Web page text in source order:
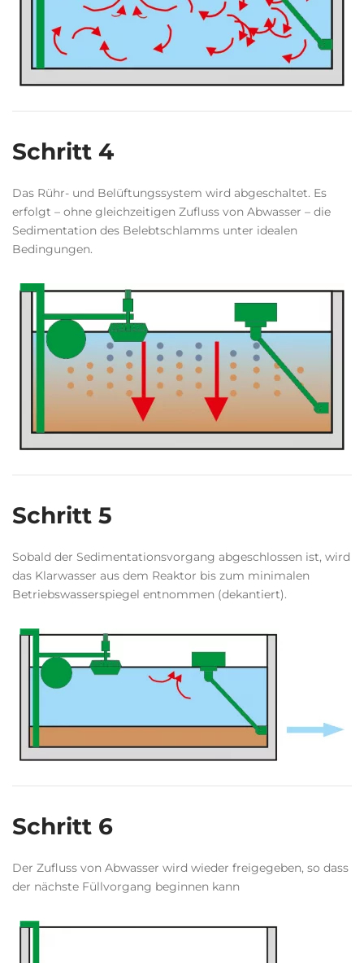
Schritt 4
Das Rühr- und Belüftungssystem wird abgeschaltet. Es
erfolgt – ohne gleichzeitigen Zufluss von Abwasser – die
Sedimentation des Belebtschlamms unter idealen
Bedingungen.
Schritt 5
Sobald der Sedimentationsvorgang abgeschlossen ist, wird
das Klarwasser aus dem Reaktor bis zum minimalen
Betriebswasserspiegel entnommen (dekantiert).
Schritt 6
Der Zufluss von Abwasser wird wieder freigegeben, so dass
der nächste Füllvorgang beginnen kann